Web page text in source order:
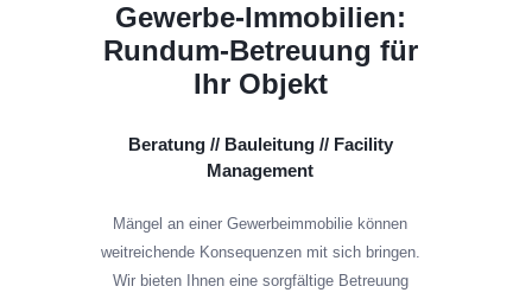
Gewerbe-Immobilien:
Rundum-Betreuung für
Ihr Objekt
Beratung // Bauleitung // Facility
Management
Mängel an einer Gewerbeimmobilie können
weitreichende Konsequenzen mit sich bringen.
Wir bieten Ihnen eine sorgfältige Betreuung